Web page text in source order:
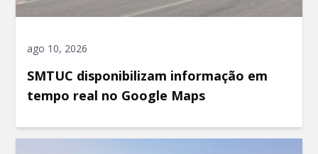
ago 10, 2026
SMTUC disponibilizam informação em
tempo real no Google Maps